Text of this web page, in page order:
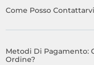
Come Posso
Metodi Di Pagamento:
Ordine?